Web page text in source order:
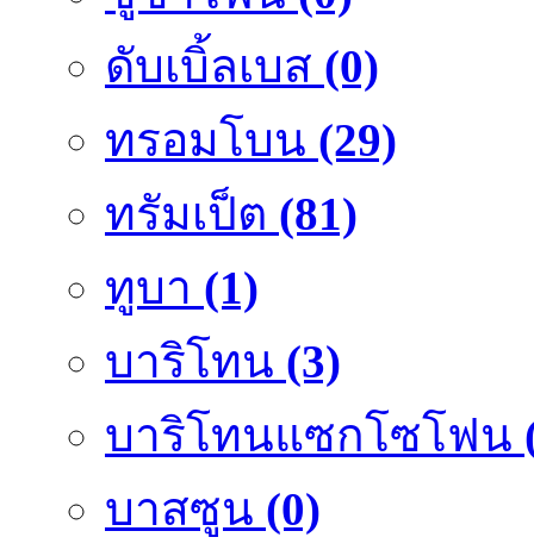
ดับเบิ้ลเบส (0)
ทรอมโบน (29)
ทรัมเป็ต (81)
ทูบา (1)
บาริโทน (3)
บาริโทนแซกโซโฟน
บาสซูน (0)